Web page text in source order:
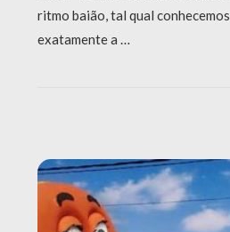
ritmo baião, tal qual
exatamente a …